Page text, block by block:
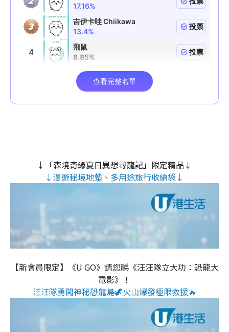
↓「森境奇緣夏日異想尋龍記」限定精品↓
↓漫遊秘境地墊、多用途旅行收納袋↓
【新會員限定】《U GO》請您睇《汪汪隊立大功：恐龍大
電影》！
汪汪隊勇闖神秘恐龍島🦖火山爆發極限救援🔥